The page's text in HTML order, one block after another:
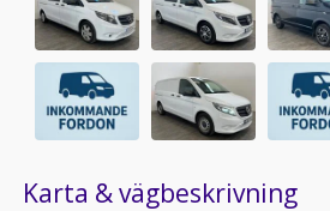
Karta & vägbeskrivning